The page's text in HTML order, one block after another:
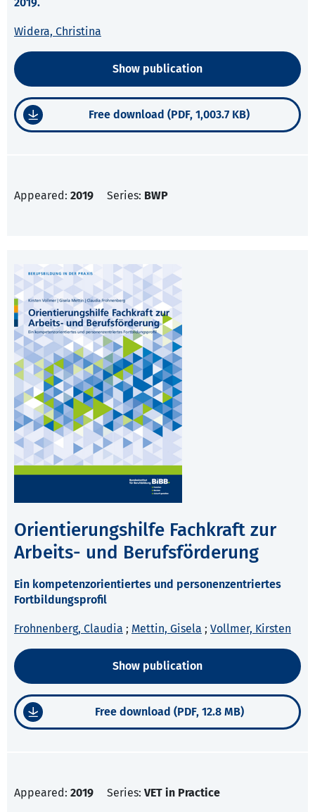
Widera, Christina
Show publication
Free download (PDF, 1,003.7 KB)
Appeared: 2019 Series: BWP
Orientierungshilfe Fachkraft zur
Arbeits- und Berufsförderung
Ein kompetenzorientiertes und personenzentriertes
Fortbildungsprofil
Frohnenberg, Claudia ; Mettin, Gisela ; Vollmer, Kirsten
Show publication
Free download (PDF, 12.8 MB)
Appeared: 2019 Series: VET in Practice